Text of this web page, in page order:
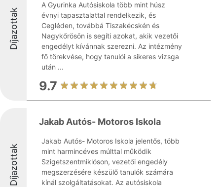
Díjazottak
A Gyurinka Autósiskola több mint húsz
évnyi tapasztalattal rendelkezik, és
Cegléden, továbbá Tiszakécskén és
Nagykőrösön is segíti azokat, akik vezetői
engedélyt kívánnak szerezni. Az intézmény
fő törekvése, hogy tanulói a sikeres vizsga
után ...
9.7
Díjazottak
Jakab Autós- Motoros Iskola
Jakab Autós- Motoros Iskola jelentős, több
mint harmincéves múlttal működik
Szigetszentmiklóson, vezetői engedély
megszerzésére készülő tanulók számára
kínál szolgáltatásokat. Az autósiskola